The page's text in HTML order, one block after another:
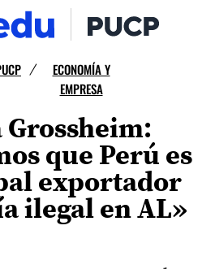
/
ECONOMÍA Y
EMPRESA
Grossheim:
que Perú es
exportador
ilegal en AL»